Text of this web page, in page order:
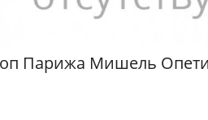
Парижа Мишель